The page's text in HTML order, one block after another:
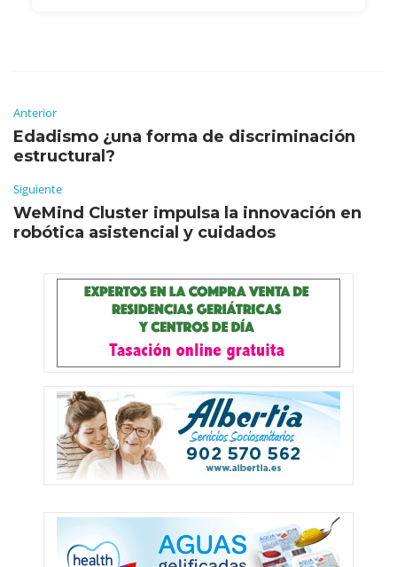
Anterior
Edadismo ¿una forma de discriminación
estructural?
Siguiente
WeMind Cluster impulsa la innovación en
robótica asistencial y cuidados